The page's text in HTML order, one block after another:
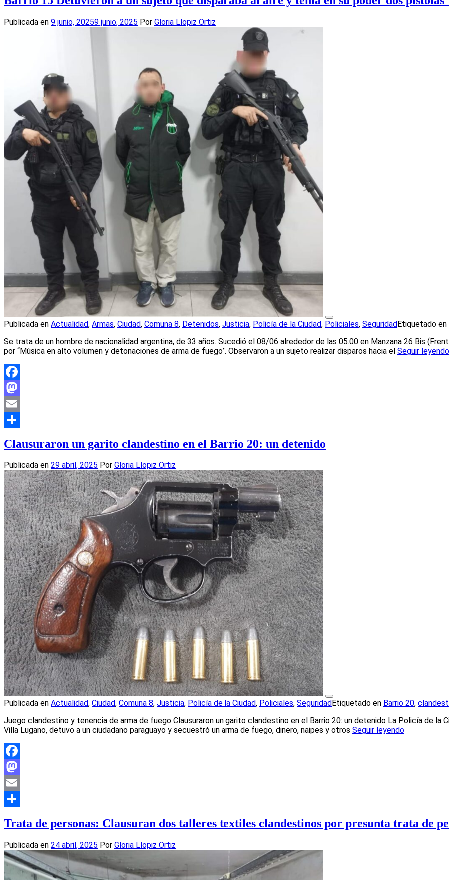
Publicada en 9 junio, 20259 junio, 2025 Por Gloria Llopiz Ortiz
Publicada en Actualidad, Armas, Ciudad, Comuna 8, Detenidos, Justicia, Policía de la Ciudad, Policiales, SeguridadEtiquetado en
Se trata de un hombre de nacionalidad argentina, de 33 años. Sucedió el 08/06 alrededor de las 05.00 en Manzana 26 Bis
por “Música en alto volumen y detonaciones de arma de fuego”. Observaron a un sujeto realizar disparos hacia el Seguir leyendo
Facebook
Mastodon
Email
Clausuraron un garito clandestino en el Barrio 20: un detenido
Publicada en 29 abril, 2025 Por Gloria Llopiz Ortiz
Publicada en Actualidad, Ciudad, Comuna 8, Justicia, Policía de la Ciudad, Policiales, Seguridad Etiquetado en Barrio 20,
Juego clandestino y tenencia de arma de fuego Clausuraron un garito clandestino en el Barrio 20: un detenido La Policía de la
Villa Lugano, detuvo a un ciudadano paraguayo y secuestró un arma de fuego, dinero, naipes y otros Seguir leyendo
Facebook
Mastodon
Email
Trata de personas: Clausuran dos talleres textiles clandestinos por presunta trata de
Publicada en 24 abril, 2025 Por Gloria Llopiz Ortiz